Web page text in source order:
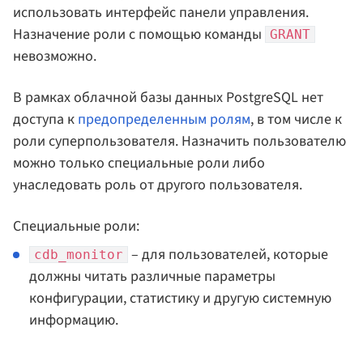
использовать интерфейс панели управления.
Назначение роли с помощью команды GRANT
невозможно.
В рамках облачной базы данных PostgreSQL нет
доступа к предопределенным ролям, в том числе к
роли суперпользователя. Назначить пользователю
можно только специальные роли либо
унаследовать роль от другого пользователя.
Специальные роли:
cdb_monitor – для пользователей, которые
должны читать различные параметры
конфигурации, статистику и другую системную
информацию.